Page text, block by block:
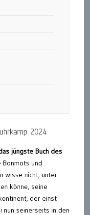
2024
jüngste Buch des
Bonmots und
wisse nicht, unter
könne, seine
der einst
nun seinerseits in den